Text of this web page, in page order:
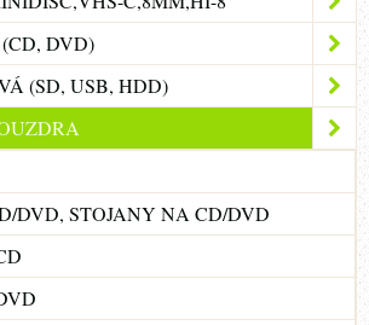
DVD)
(SD, USB, HDD)
DVD, STOJANY NA CD/DVD